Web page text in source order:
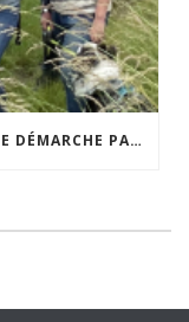
VISITE PARTAGÉE À WALCOURT : UNE DÉMARCHE PARTICIPATIVE ANIMÉE PAR ESPACE ENVIRONNEMENT